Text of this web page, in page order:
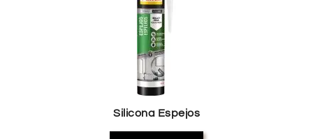
Silicona Espejos